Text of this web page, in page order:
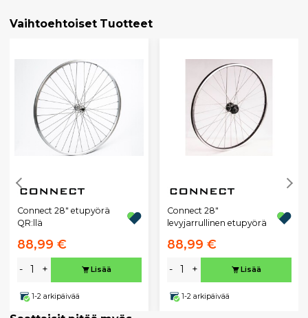
Vaihtoehtoiset Tuotteet
Connect 28" etupyörä
QR:llä
88,99 €
- + Lisää
1-2 arkipäivää
Connect 28"
levyjarrullinen etupyörä
88,99 €
- + Lisää
1-2 arkipäivää